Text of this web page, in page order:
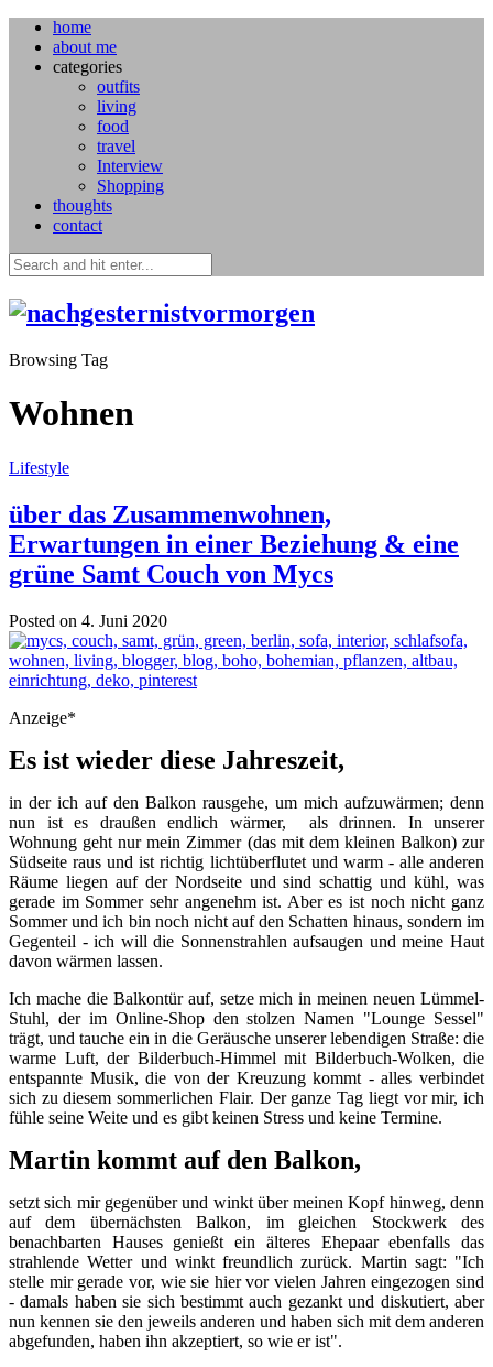
home
about me
categories
outfits
living
food
travel
Interview
Shopping
thoughts
contact
Browsing Tag
Wohnen
Lifestyle
über das Zusammenwohnen,
Erwartungen in einer Beziehung & eine
grüne Samt Couch von Mycs
Posted on 4. Juni 2020
Anzeige*
Es ist wieder diese Jahreszeit,
in der ich auf den Balkon rausgehe, um mich aufzuwärmen; denn
nun ist es draußen endlich wärmer, als drinnen. In unserer
Wohnung geht nur mein Zimmer (das mit dem kleinen Balkon) zur
Südseite raus und ist richtig lichtüberflutet und warm - alle anderen
Räume liegen auf der Nordseite und sind schattig und kühl, was
gerade im Sommer sehr angenehm ist. Aber es ist noch nicht ganz
Sommer und ich bin noch nicht auf den Schatten hinaus, sondern im
Gegenteil - ich will die Sonnenstrahlen aufsaugen und meine Haut
davon wärmen lassen.
Ich mache die Balkontür auf, setze mich in meinen neuen Lümmel-
Stuhl, der im Online-Shop den stolzen Namen "Lounge Sessel"
trägt, und tauche ein in die Geräusche unserer lebendigen Straße: die
warme Luft, der Bilderbuch-Himmel mit Bilderbuch-Wolken, die
entspannte Musik, die von der Kreuzung kommt - alles verbindet
sich zu diesem sommerlichen Flair. Der ganze Tag liegt vor mir, ich
fühle seine Weite und es gibt keinen Stress und keine Termine.
Martin kommt auf den Balkon,
setzt sich mir gegenüber und winkt über meinen Kopf hinweg, denn
auf dem übernächsten Balkon, im gleichen Stockwerk des
benachbarten Hauses genießt ein älteres Ehepaar ebenfalls das
strahlende Wetter und winkt freundlich zurück. Martin sagt: "Ich
stelle mir gerade vor, wie sie hier vor vielen Jahren eingezogen sind
- damals haben sie sich bestimmt auch gezankt und diskutiert, aber
nun kennen sie den jeweils anderen und haben sich mit dem anderen
abgefunden, haben ihn akzeptiert, so wie er ist".